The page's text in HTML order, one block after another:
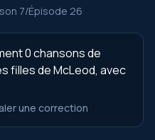
7/Épisode 26
0 chansons de
filles de McLeod, avec
une correction